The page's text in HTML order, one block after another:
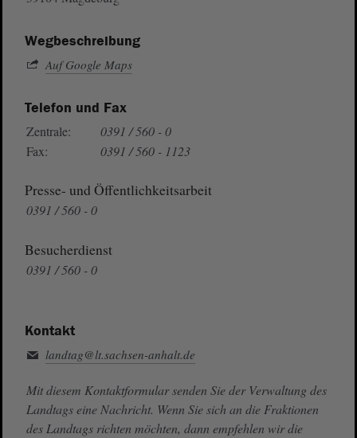
Wegbeschreibung
Auf Google Maps
Telefon und Fax
Zentrale:
0391 / 560 - 0
Fax:
0391 / 560 - 1123
Presse- und Öffentlichkeitsarbeit
0391 / 560 - 0
Besucherdienst
0391 / 560 - 0
Kontakt
landtag@lt.sachsen-anhalt.de
Mit diesem Kontaktformular senden Sie der Verwaltung des
Landtags eine Nachricht. Wenn Sie sich an die Fraktionen
des Landtags richten möchten, dann empfehlen wir die